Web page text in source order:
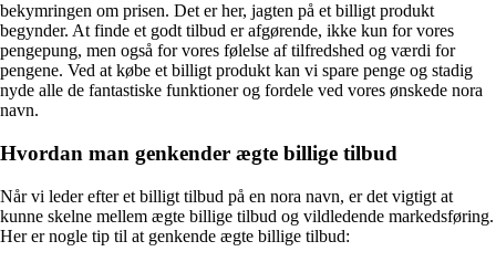
bekymringen om prisen. Det er her, jagten på et billigt produkt
begynder. At finde et godt tilbud er afgørende, ikke kun for vores
pengepung, men også for vores følelse af tilfredshed og værdi for
pengene. Ved at købe et billigt produkt kan vi spare penge og stadig
nyde alle de fantastiske funktioner og fordele ved vores ønskede nora
navn.
Hvordan man genkender ægte billige tilbud
Når vi leder efter et billigt tilbud på en nora navn, er det vigtigt at
kunne skelne mellem ægte billige tilbud og vildledende markedsføring.
Her er nogle tip til at genkende ægte billige tilbud: